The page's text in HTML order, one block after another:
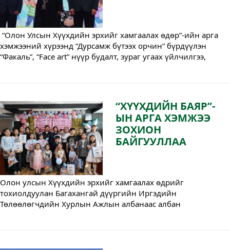
хэмжээний хүрээнд “Дурсамж бүтээх орчин” бүрдүүлэн
“Факаль”, “Face art” нүүр будалт, зураг угаах үйлчилгээ,
“ХҮҮХДИЙН БАЯР”-
ЫН АРГА ХЭМЖЭЭ
ЗОХИОН
БАЙГУУЛЛАА
Олон улсын Хүүхдийн эрхийг хамгаалах өдрийг
тохиолдуулан Багахангай дүүргийн Иргэдийн
Төлөөлөгчдийн Хурлын Ажлын албанаас албан